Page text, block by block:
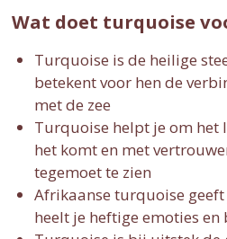
Wat doet turquoise
Turquoise is de heilige
betekent voor hen de
met de zee
Turquoise helpt je om het
het komt en met
tegemoet te zien
Afrikaanse turquoise
heelt je heftige emoties en